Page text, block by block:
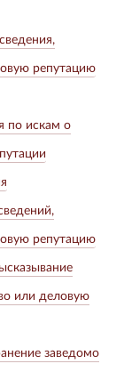
репутацию
по искам о
репутацию
или деловую
заведомо